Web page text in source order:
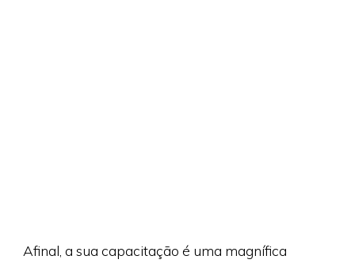
Afinal, a sua capacitação é uma magnífica